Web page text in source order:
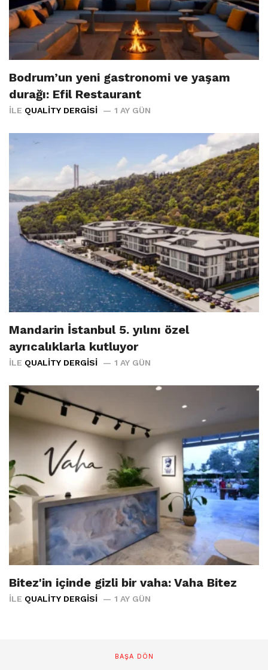
Bodrum’un yeni gastronomi ve yaşam
durağı: Efil Restaurant
İLE QUALITY DERGISI 1 AY GÜN
Mandarin İstanbul 5. yılını özel
ayrıcalıklarla kutluyor
İLE QUALITY DERGISI 1 AY GÜN
Bitez'in içinde gizli bir vaha: Vaha Bitez
İLE QUALITY DERGISI 1 AY GÜN
BAŞA DÖN